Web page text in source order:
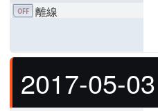
離線
2017-05-